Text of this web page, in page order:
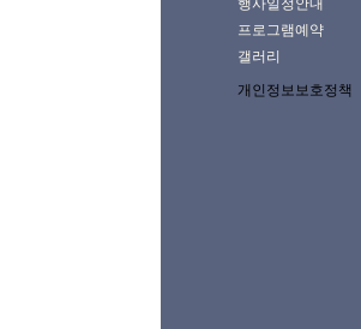
프로그램예약
갤러리
개인정보보호정책